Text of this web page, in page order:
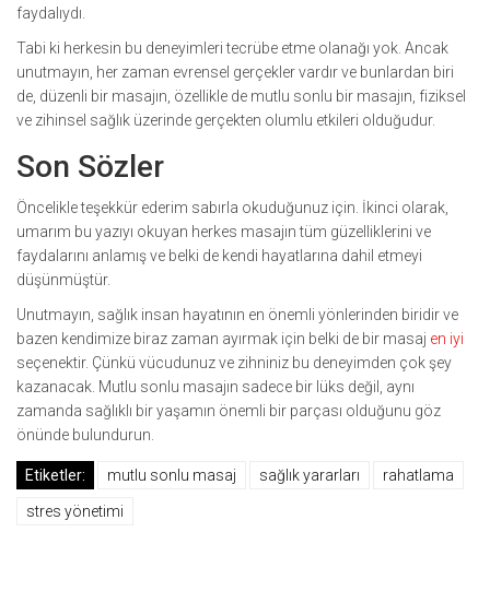
faydalıydı.
Tabi ki herkesin bu deneyimleri tecrübe etme olanağı yok. Ancak
unutmayın, her zaman evrensel gerçekler vardır ve bunlardan biri
de, düzenli bir masajın, özellikle de mutlu sonlu bir masajın, fiziksel
ve zihinsel sağlık üzerinde gerçekten olumlu etkileri olduğudur.
Son Sözler
Öncelikle teşekkür ederim sabırla okuduğunuz için. İkinci olarak,
umarım bu yazıyı okuyan herkes masajın tüm güzelliklerini ve
faydalarını anlamış ve belki de kendi hayatlarına dahil etmeyi
düşünmüştür.
Unutmayın, sağlık insan hayatının en önemli yönlerinden biridir ve
bazen kendimize biraz zaman ayırmak için belki de bir masaj en iyi
seçenektir. Çünkü vücudunuz ve zihniniz bu deneyimden çok şey
kazanacak. Mutlu sonlu masajın sadece bir lüks değil, aynı
zamanda sağlıklı bir yaşamın önemli bir parçası olduğunu göz
önünde bulundurun.
Etiketler: mutlu sonlu masaj sağlık yararları rahatlama
stres yönetimi